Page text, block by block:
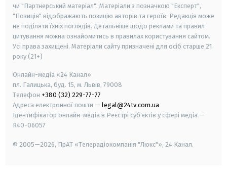
чи "Партнерський матеріал". Матеріали з позначкою "Експерт",
"Позиція" відображають позицію авторів та героїв. Редакція може
не поділяти їхніх поглядів. Детальніше щодо реклами та правил
цитування можна ознайомитись в правилах користування сайтом.
Усі права захищені. Матеріали сайту призначені для осіб старше 21
року (21+)
Онлайн-медіа «24 Канал»
пл. Галицька, буд. 15, м. Львів, 79008
Телефон +380 (32) 229-77-77
Адреса електронної пошти — legal@24tv.com.ua
Ідентифікатор онлайн-медіа в Реєстрі суб'єктів у сфері медіа —
R40-06057
© 2005—2026, ПрАТ «Телерадіокомпанія "Люкс"», 24 Канал.